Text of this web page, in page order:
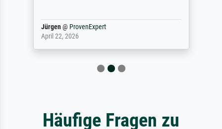
Jürgen@ ProvenExpert
April 22, 2026
Häufige Fragen zu